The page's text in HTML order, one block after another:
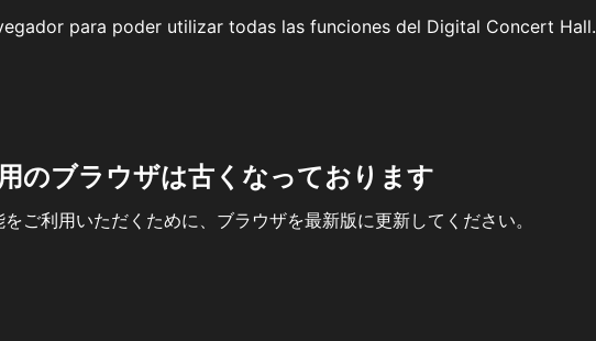
para poder utilizar todas las funciones del Digital Concert Hall.
のブラウザは古くなっております
ご利用いただくために、ブラウザを最新版に更新してください。